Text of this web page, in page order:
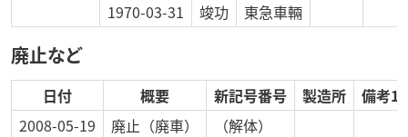
1970-03-31
竣功 東急車輛
廃止など
日付 概要 新記号番号 製造所
備考1
2008-05-19
廃止 （廃車）
（解体）